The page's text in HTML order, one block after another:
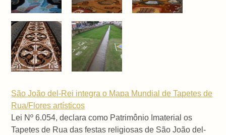
São João del-Rei integra o Mapa Mundial de Tapetes de
Rua/Flores artísticos
Lei Nº 6.054, declara como Patrimônio Imaterial os
Tapetes de Rua das festas religiosas de São João del-